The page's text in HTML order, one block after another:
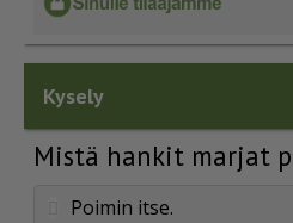
Kysely
Mistä hankit marjat
Poimin itse.